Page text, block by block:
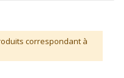
correspondant à